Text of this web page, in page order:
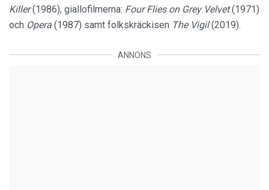
Killer(1986), giallofilmerna: Four Flies on Grey Velvet(1971)
och Opera (1987) samt folkskräckisen The Vigil(2019).
ANNONS